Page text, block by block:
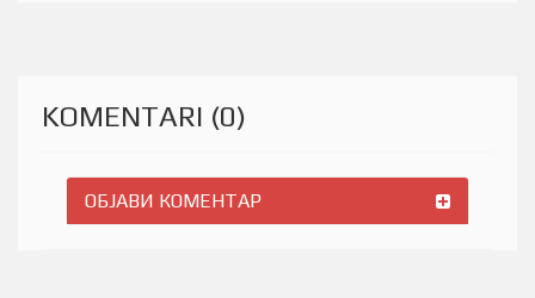
KOMENTARI (0)
ОБЈАВИ КОМЕНТАР